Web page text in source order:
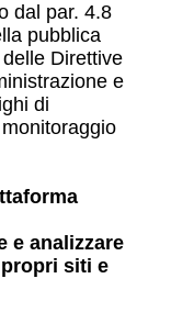
dal par. 4.8
pubblica
Direttive
e
di
e analizzare
siti e